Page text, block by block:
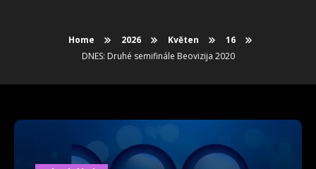
Home 2026 Květen
16
DNES: Druhé semifinále Beovizija 2020